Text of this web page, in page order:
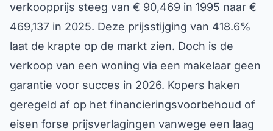
verkoopprijs steeg van € 90,469 in 1995 naar €
469,137 in 2025. Deze prijsstijging van 418.6%
laat de krapte op de markt zien. Doch is de
verkoop van een woning via een makelaar geen
garantie voor succes in 2026. Kopers haken
geregeld af op het financieringsvoorbehoud of
eisen forse prijsverlagingen vanwege een laag